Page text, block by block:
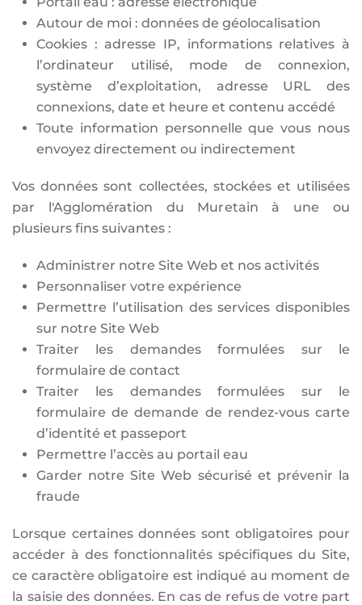
Autour de moi : données de géolocalisation
Cookies : adresse IP, informations relatives à
l’ordinateur utilisé, mode de connexion,
système d’exploitation, adresse URL des
connexions, date et heure et contenu accédé
Toute information personnelle que vous nous
envoyez directement ou indirectement
Vos données sont collectées, stockées et utilisées
par l'Agglomération du Muretain à une ou
plusieurs fins suivantes :
Administrer notre Site Web et nos activités
Personnaliser votre expérience
Permettre l’utilisation des services disponibles
sur notre Site Web
Traiter les demandes formulées sur le
formulaire de contact
Traiter les demandes formulées sur le
formulaire de demande de rendez-vous carte
d’identité et passeport
Permettre l’accès au portail eau
Garder notre Site Web sécurisé et prévenir la
fraude
Lorsque certaines données sont obligatoires pour
accéder à des fonctionnalités spécifiques du Site,
ce caractère obligatoire est indiqué au moment de
la saisie des données. En cas de refus de votre part